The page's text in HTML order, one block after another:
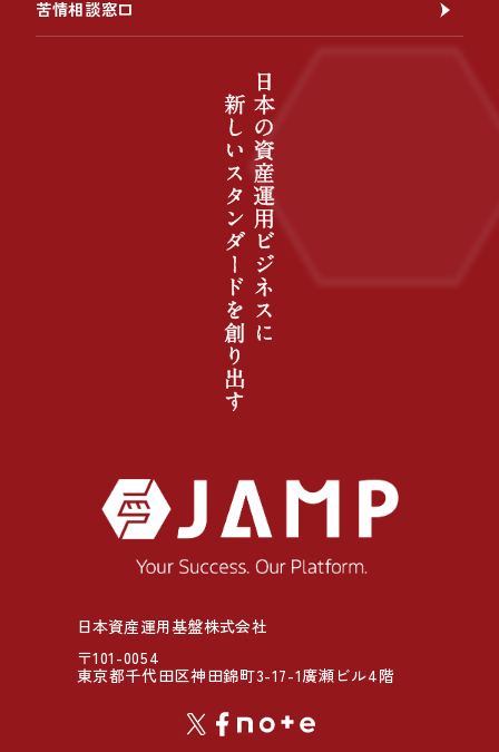
日本資産運用基盤株式会社
〒101-0054
東京都千代田区神田錦町3-17-1廣瀬ビル4階
苦情相談窓口